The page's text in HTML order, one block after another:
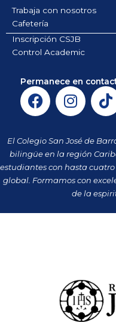
Trabaja con nosotros
Cafetería
Inscripción CSJB
Control Academic
Permanece en
F
a
e
b
o
o
I
n
t
a
g
r
a
m
T
i
t
o
k
El Colegio San José de
bilingüe en la región
estudiantes con hasta
global. Formamos con
de la